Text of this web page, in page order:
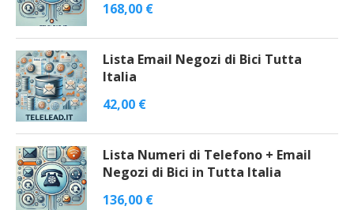
168,00 €
Lista Email Negozi di Bici Tutta
Italia
42,00 €
Lista Numeri di Telefono + Email
Negozi di Bici in Tutta Italia
136,00 €